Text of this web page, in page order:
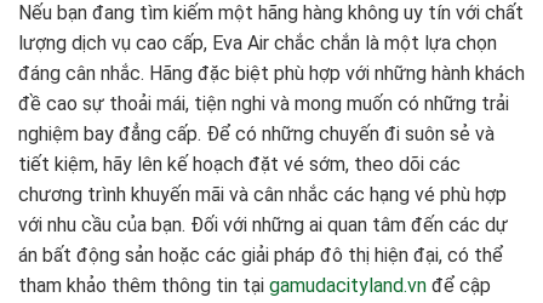
Nếu bạn đang tìm kiếm một hãng hàng không uy tín với chất
lượng dịch vụ cao cấp, Eva Air chắc chắn là một lựa chọn
đáng cân nhắc. Hãng đặc biệt phù hợp với những hành khách
đề cao sự thoải mái, tiện nghi và mong muốn có những trải
nghiệm bay đẳng cấp. Để có những chuyến đi suôn sẻ và
tiết kiệm, hãy lên kế hoạch đặt vé sớm, theo dõi các
chương trình khuyến mãi và cân nhắc các hạng vé phù hợp
với nhu cầu của bạn. Đối với những ai quan tâm đến các dự
án bất động sản hoặc các giải pháp đô thị hiện đại, có thể
tham khảo thêm thông tin tại gamudacityland.vn để cập